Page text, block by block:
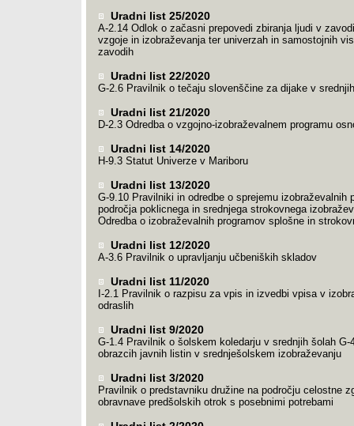
Uradni list 25/2020
A-2.14 Odlok o začasni prepovedi zbiranja ljudi v
vzgoje in izobraževanja ter univerzah in samostojnih
zavodih
Uradni list 22/2020
G-2.6 Pravilnik o tečaju slovenščine za dijake v
Uradni list 21/2020
D-2.3 Odredba o vzgojno-izobraževalnem programu
Uradni list 14/2020
H-9.3 Statut Univerze v Mariboru
Uradni list 13/2020
G-9.10 Pravilniki in odredbe o sprejemu izobraževalnih
področja poklicnega in srednjega strokovnega
Odredba o izobraževalnih programov splošne in
Uradni list 12/2020
A-3.6 Pravilnik o upravljanju učbeniških skladov
Uradni list 11/2020
I-2.1 Pravilnik o razpisu za vpis in izvedbi vpisa v
odraslih
Uradni list 9/2020
G-1.4 Pravilnik o šolskem koledarju v srednjih šolah G-
obrazcih javnih listin v srednješolskem izobraževanju
Uradni list 3/2020
Pravilnik o predstavniku družine na področju celostne
obravnave predšolskih otrok s posebnimi potrebami